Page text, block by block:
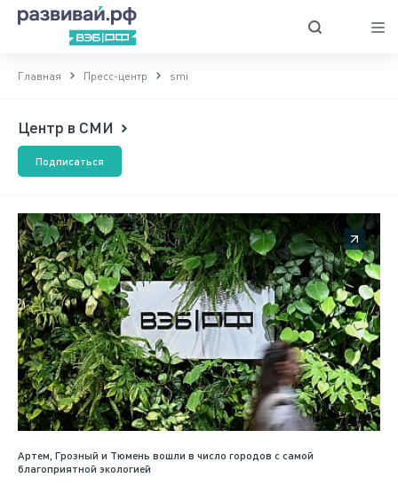
Главная Пресс-центр smi
Центр в СМИ
Подписаться
Артем, Грозный и Тюмень вошли в число городов с самой
благоприятной экологией